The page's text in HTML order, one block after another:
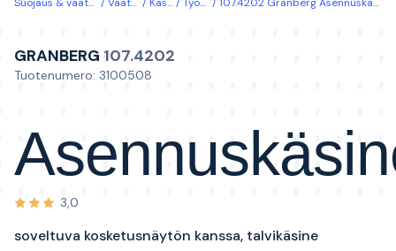
GRANBERG 107.4202
Tuotenumero: 3100508
3,0
soveltuva kosketusnäytön kanssa, talvikäsine